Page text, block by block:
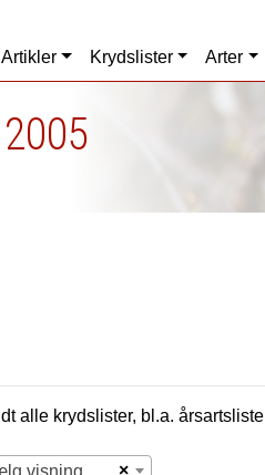
Krydslister Arter
alle krydslister, bl.a.
×
visning